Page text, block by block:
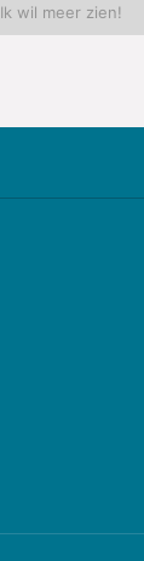
Ik wil meer zien!